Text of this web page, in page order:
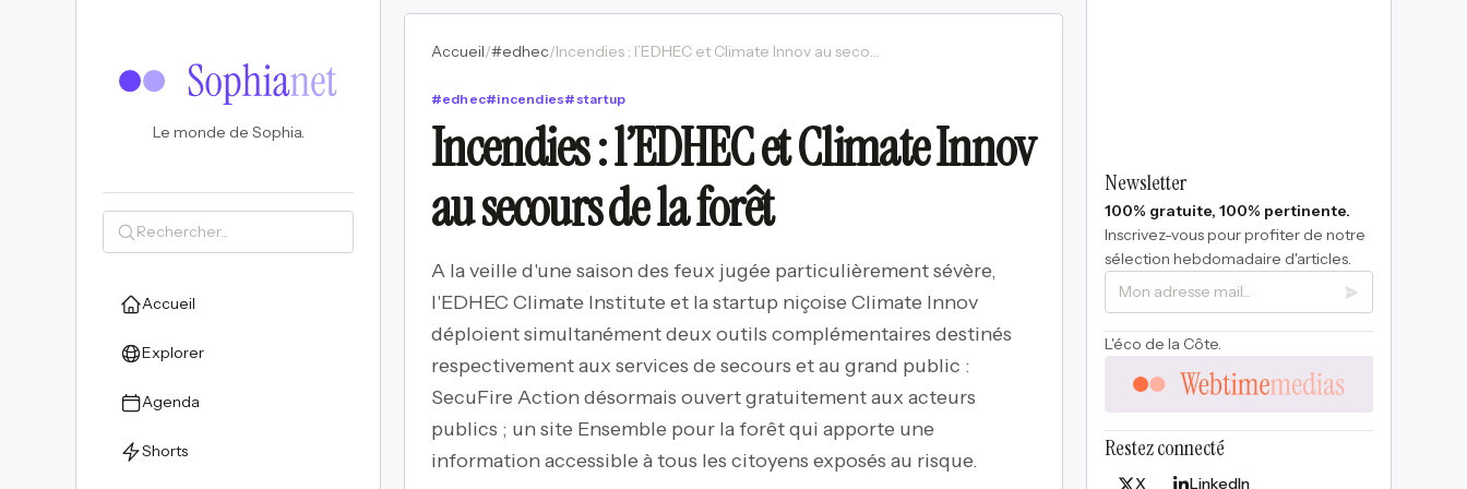
Le monde de Sophia.
Accueil
Explorer
Agenda
Shorts
Accueil/#edhec/ Incendies : l’EDHEC et Climate Innov au secours de la forêt
#edhec#incendies# startup
Incendies : l’EDHEC et Climate Innov
au secours de la forêt
A la veille d'une saison des feux jugée particulièrement sévère,
l'EDHEC Climate Institute et la startup niçoise Climate Innov
déploient simultanément deux outils complémentaires destinés
respectivement aux services de secours et au grand public :
SecuFire Action désormais ouvert gratuitement aux acteurs
publics ; un site Ensemble pour la forêt qui apporte une
information accessible à tous les citoyens exposés au risque.
Newsletter
100% gratuite, 100% pertinente.
Inscrivez-vous pour profiter de notre
sélection hebdomadaire d'articles.
L'éco de la Côte.
Restez connecté
X LinkedIn